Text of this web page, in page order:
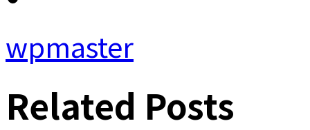
wpmaster
Related Posts